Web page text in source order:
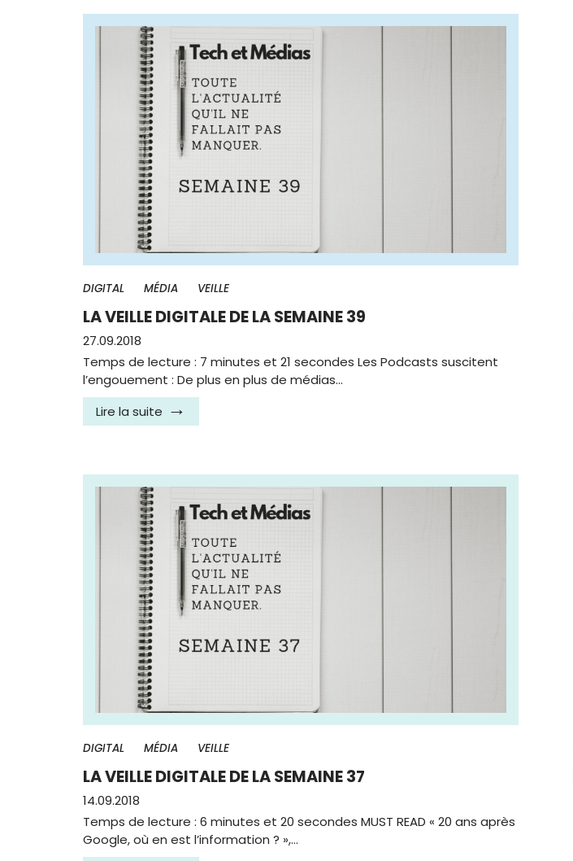
DIGITAL MÉDIA VEILLE
LA VEILLE DIGITALE DE LA SEMAINE 39
27.09.2018
Temps de lecture : 7 minutes et 21 secondes Les Podcasts suscitent
l’engouement : De plus en plus de médias…
Lire la suite
DIGITAL MÉDIA VEILLE
LA VEILLE DIGITALE DE LA SEMAINE 37
14.09.2018
Temps de lecture : 6 minutes et 20 secondes MUST READ « 20 ans après
Google, où en est l’information ? »,…